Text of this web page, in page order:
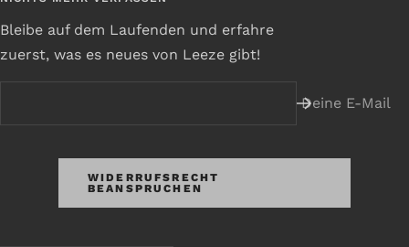
Bleibe auf dem Laufenden und erfahre
zuerst, was es neues von Leeze gibt!
Deine E-Mail
WIDERRUFSRECHT
BEANSPRUCHEN